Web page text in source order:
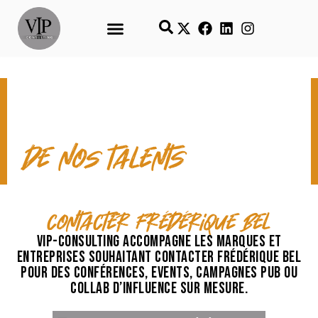
CONTACT & TEMPS FORTS
de nos talents
contacter Frédérique Bel
VIP-Consulting accompagne les marques et
entreprises souhaitant contacter Frédérique Bel
pour des conférences, events, campagnes pub ou
collab d’influence sur mesure.